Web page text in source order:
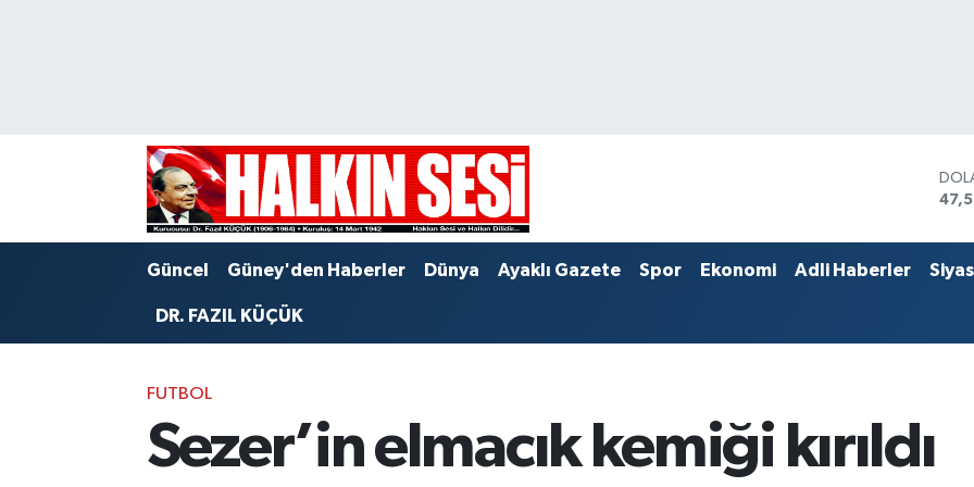
Güncel Güney'den Haberler Dünya Ayaklı Gazete Spor Ekonomi Adli Haberler
DR. FAZIL KÜÇÜK
FUTBOL
Sezer’in elmacık kemiği kırıldı
Trafik Durumu
Puan Durumu ve Fikstür